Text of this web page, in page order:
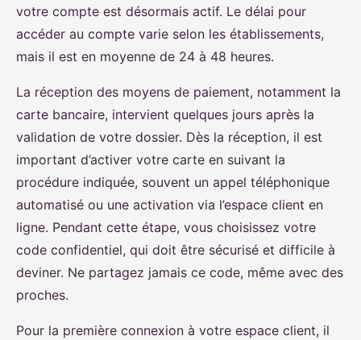
votre compte est désormais actif. Le délai pour
accéder au compte varie selon les établissements,
mais il est en moyenne de 24 à 48 heures.
La réception des moyens de paiement, notamment la
carte bancaire, intervient quelques jours après la
validation de votre dossier. Dès la réception, il est
important d’activer votre carte en suivant la
procédure indiquée, souvent un appel téléphonique
automatisé ou une activation via l’espace client en
ligne. Pendant cette étape, vous choisissez votre
code confidentiel, qui doit être sécurisé et difficile à
deviner. Ne partagez jamais ce code, même avec des
proches.
Pour la première connexion à votre espace client, il